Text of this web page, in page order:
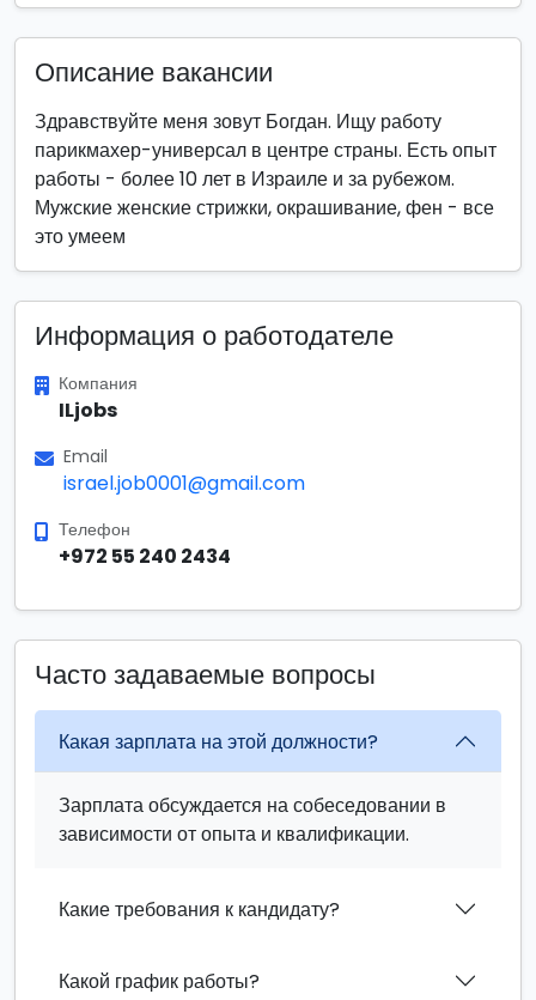
Описание вакансии
Здравствуйте меня зовут Богдан. Ищу работу
парикмахер-универсал в центре страны. Есть опыт
работы - более 10 лет в Израиле и за рубежом.
Мужские женские стрижки, окрашивание, фен - все
это умеем
Информация о работодателе
Компания
ILjobs
Email
israel.job0001@gmail.com
Телефон
+972 55 240 2434
Часто задаваемые вопросы
Какая зарплата на этой должности?
Зарплата обсуждается на собеседовании в
зависимости от опыта и квалификации.
Какие требования к кандидату?
Какой график работы?